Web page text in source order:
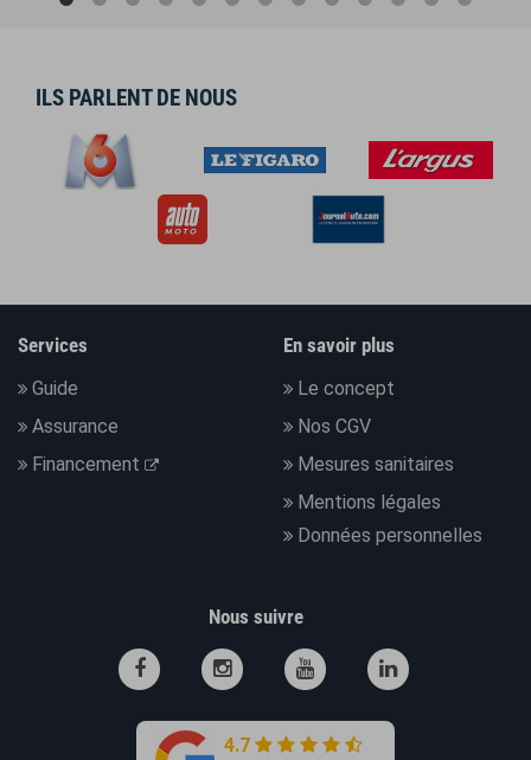
ILS PARLENT DE NOUS
Services
Guide
Assurance
Financement
En savoir plus
Le concept
Nos CGV
Mesures sanitaires
Mentions légales
Données personnelles
Nous suivre
4.7